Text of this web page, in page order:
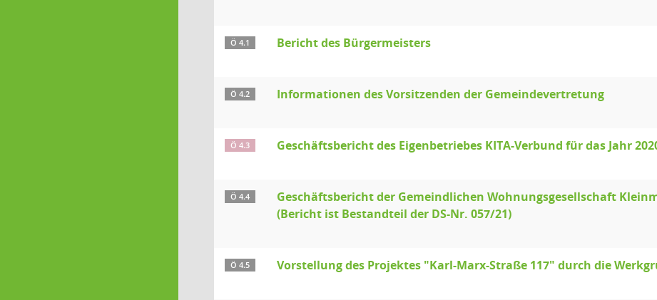
Ö 4.1 Bericht des Bürgermeisters
Ö 4.2 Informationen des Vorsitzenden der Gemeindevertretung
Ö 4.3 Geschäftsbericht des Eigenbetriebes KITA-Verbund für das Jahr
Ö 4.4
Geschäftsbericht der Gemeindlichen Wohnungsgesellschaft
(Bericht ist Bestandteil der DS-Nr. 057/21)
Ö 4.5 Vorstellung des Projektes "Karl-Marx-Straße 117" durch die